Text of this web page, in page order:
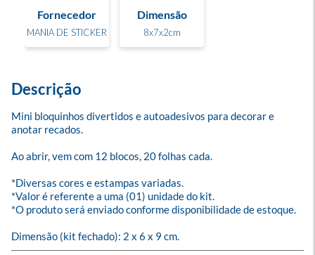
Fornecedor
MANIA DE STICKER
Dimensão
8x7x2cm
Descrição
Mini bloquinhos divertidos e autoadesivos para decorar e
anotar recados.
Ao abrir, vem com 12 blocos, 20 folhas cada.
*Diversas cores e estampas variadas.
*Valor é referente a uma (01) unidade do kit.
*O produto será enviado conforme disponibilidade de estoque.
Dimensão (kit fechado): 2 x 6 x 9 cm.